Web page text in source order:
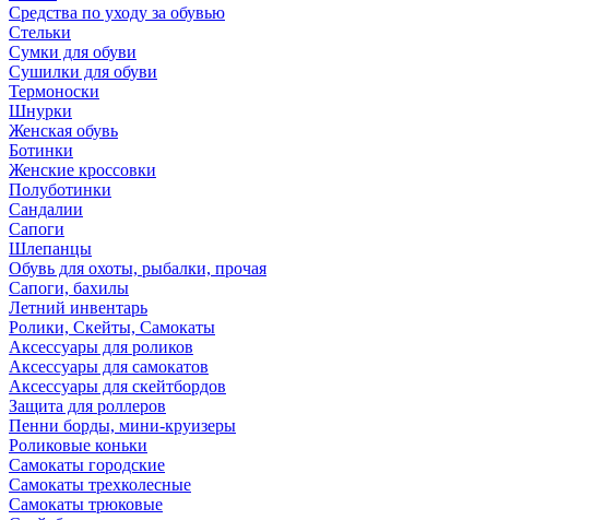
Средства по уходу за обувью
Стельки
Сумки для обуви
Сушилки для обуви
Термоноски
Шнурки
Женская обувь
Ботинки
Женские кроссовки
Полуботинки
Сандалии
Сапоги
Шлепанцы
Обувь для охоты, рыбалки, прочая
Сапоги, бахилы
Летний инвентарь
Ролики, Скейты, Самокаты
Аксессуары для роликов
Аксессуары для самокатов
Аксессуары для скейтбордов
Защита для роллеров
Пенни борды, мини-круизеры
Роликовые коньки
Самокаты городские
Самокаты трехколесные
Самокаты трюковые